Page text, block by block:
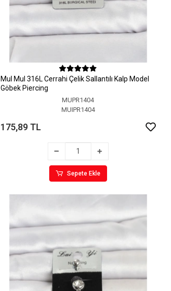
MuI MuI 316L Cerrahi Çelik Sallantılı Kalp Model
Göbek Piercing
MUPR1404
MUIPR1404
175,89 TL
Sepete Ekle